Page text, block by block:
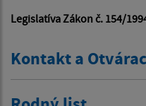
Legislatíva Zákon č. 154/
Kontakt a